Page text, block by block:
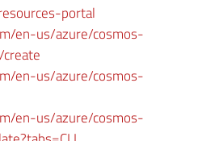
portal
en-us/azure/cosmos-
en-us/azure/cosmos-
en-us/azure/cosmos-